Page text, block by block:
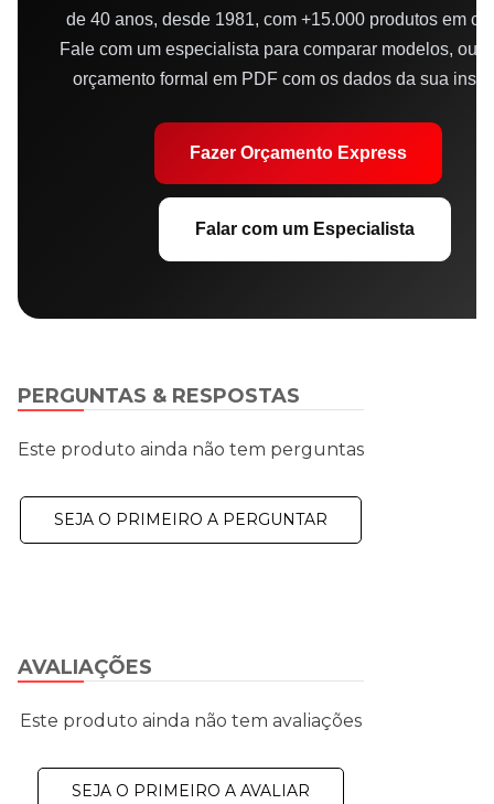
de 40 anos, desde 1981, com +15.000 produtos em
Fale com um especialista para comparar modelos, ou
orçamento formal em PDF com os dados da sua
Fazer Orçamento Express
Falar com um Especialista
AVALIAÇÕES
Este produto ainda não tem avaliações
SEJA O PRIMEIRO A AVALIAR
PERGUNTAS & RESPOSTAS
Este produto ainda não tem perguntas
SEJA O PRIMEIRO A PERGUNTAR